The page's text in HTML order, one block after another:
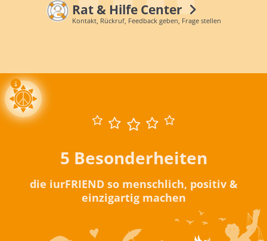
Rat & Hilfe Center
Kontakt, Rückruf, Feedback geben, Frage stellen
5 Besonderheiten
die iurFRIEND so menschlich, positiv &
einzigartig machen